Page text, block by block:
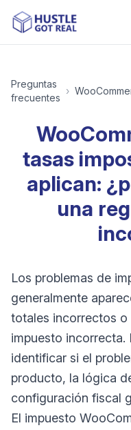
Preguntas
frecuentes
›
tasas
aplican:
una
Los problemas de
generalmente
totales incorrectos o
impuesto incorrecta.
identificar si el
producto, la lógica
configuración fiscal
El impuesto